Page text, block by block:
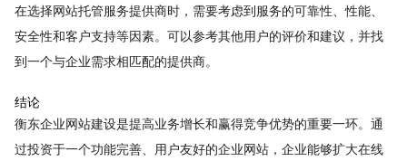
在选择网站托管服务提供商时，需要考虑到服务的可靠性、性能、
安全性和客户支持等因素。可以参考其他用户的评价和建议，并找
到一个与企业需求相匹配的提供商。
结论
衡东企业网站建设是提高业务增长和赢得竞争优势的重要一环。通
过投资于一个功能完善、用户友好的企业网站，企业能够扩大在线